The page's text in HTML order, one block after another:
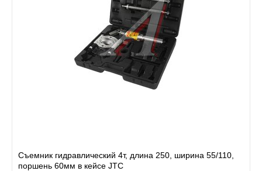
Съемник гидравлический 4т, длина 250, ширина 55/110,
поршень 60мм в кейсе JTC